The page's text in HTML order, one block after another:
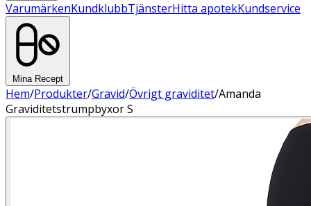
VarumärkenKundklubbTjänsterHitta apotekKundservice
Mina Recept
Hem/Produkter/Gravid/Övrigt graviditet/Amanda
Graviditetstrumpbyxor S